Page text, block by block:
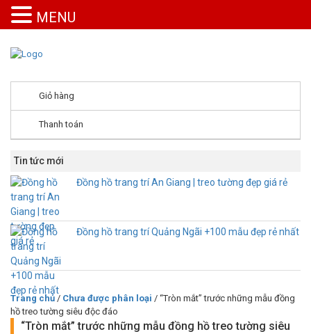
Giỏ hàng
Thanh toán
Tin tức mới
Đồng hồ trang trí An Giang | treo tường đẹp giá rẻ
Đồng hồ trang trí Quảng Ngãi +100 mẫu đẹp rẻ nhất
Trang chủ / Chưa được phân loại / “Tròn mắt” trước những mẫu đồng
hồ treo tường siêu độc đáo
“Tròn mắt” trước những mẫu đồng hồ treo tường siêu
MENU